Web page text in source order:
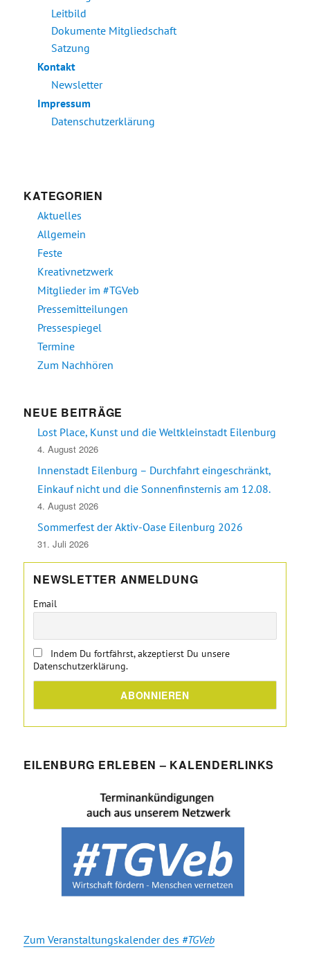
Leitbild
Dokumente Mitgliedschaft
Satzung
Kontakt
Newsletter
Impressum
Datenschutzerklärung
KATEGORIEN
Aktuelles
Allgemein
Feste
Kreativnetzwerk
Mitglieder im #TGVeb
Pressemitteilungen
Pressespiegel
Termine
Zum Nachhören
NEUE BEITRÄGE
Lost Place, Kunst und die Weltkleinstadt Eilenburg
4. August 2026
Innenstadt Eilenburg – Durchfahrt eingeschränkt,
Einkauf nicht und die Sonnenfinsternis am 12.08.
4. August 2026
Sommerfest der Aktiv-Oase Eilenburg 2026
31. Juli 2026
NEWSLETTER ANMELDUNG
Email
Indem Du fortfährst, akzeptierst Du unsere
Datenschutzerklärung.
EILENBURG ERLEBEN – KALENDERLINKS
Zum Veranstaltungskalender des #TGVeb